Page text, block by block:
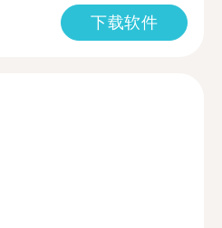
下载软件